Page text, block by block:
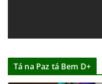
Tá na Paz tá Bem D+